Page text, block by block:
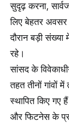
सुदृढ़ करना,
लिए बेहतर अवसर
दौरान बड़ी
रहे।
सांसद के
तहत तीनों गांवों
स्थापित किए गए
और फिटनेस के